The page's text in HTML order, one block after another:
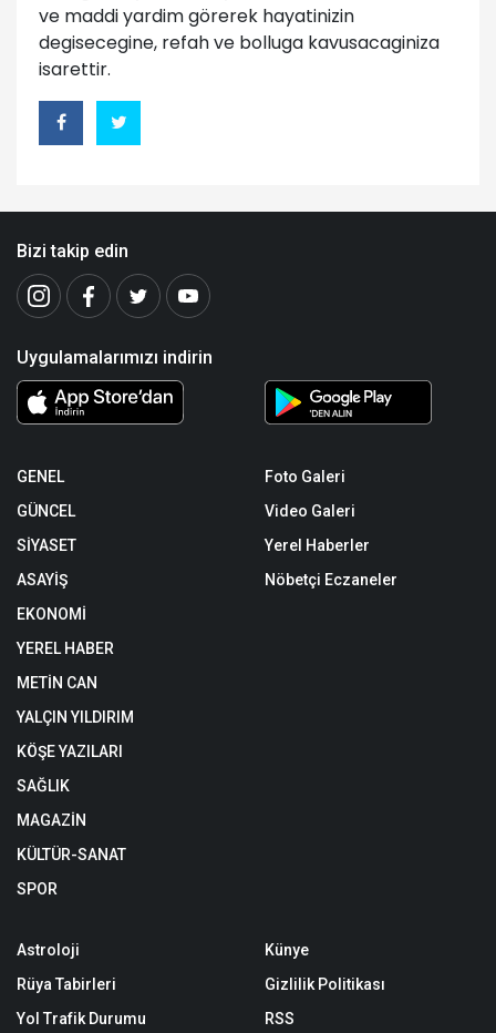
ve maddi yardim görerek hayatinizin
degisecegine, refah ve bolluga kavusacaginiza
isarettir.
Bizi takip edin
Uygulamalarımızı indirin
GENEL
GÜNCEL
SİYASET
ASAYİŞ
EKONOMİ
YEREL HABER
METİN CAN
YALÇIN YILDIRIM
KÖŞE YAZILARI
SAĞLIK
MAGAZİN
KÜLTÜR-SANAT
SPOR
Foto Galeri
Video Galeri
Yerel Haberler
Nöbetçi Eczaneler
Astroloji
Rüya Tabirleri
Yol Trafik Durumu
Künye
Gizlilik Politikası
RSS